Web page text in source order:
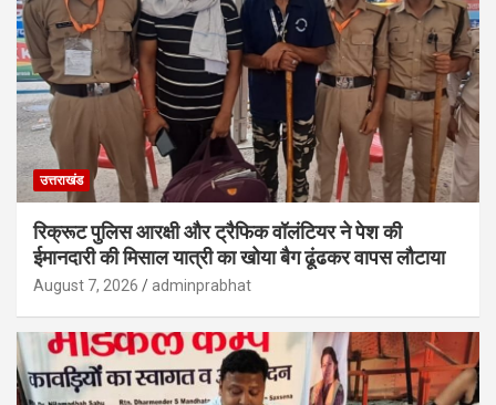
उत्तराखंड
रिक्रूट पुलिस आरक्षी और ट्रैफिक वॉलंटियर ने पेश की
ईमानदारी की मिसाल यात्री का खोया बैग ढूंढकर वापस लौटाया
August 7, 2026 adminprabhat